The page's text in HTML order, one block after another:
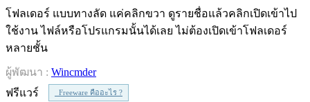
โฟลเดอร์ แบบทางลัด แค่คลิกขวา ดูรายชื่อแล้วคลิกเปิดเข้าไป
ใช้งาน ไฟล์หรือโปรแกรมนั้นได้เลย ไม่ต้องเปิดเข้าโฟลเดอร์
หลายชั้น
ผู้พัฒนา : Wincmder
ฟรีแวร์
Freeware คืออะไร ?